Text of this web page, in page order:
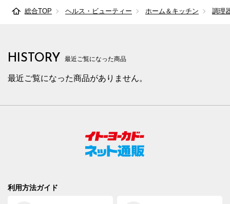
総合TOP ヘルス・ビューティー ホーム＆キッチン 調理
HISTORY 最近ご覧になった商品
最近ご覧になった商品がありません。
利用方法ガイド